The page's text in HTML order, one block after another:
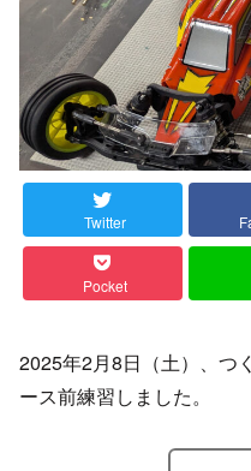
Twitter
Pocket
2025年2月8日（土）、つ
ース前練習しました。